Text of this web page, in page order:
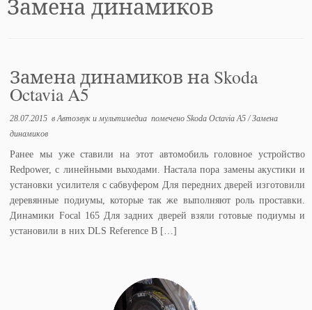
Замена динамиков
Замена динамиков на Skoda
Octavia A5
28.07.2015 вАвтозвук и мультимедиа помеченоSkoda Octavia A5/Замена
динамиков
Ранее мы уже ставили на этот автомобиль головное устройство
Redpower, с линейными выходами. Настала пора замены акустики и
установки усилителя с сабвуфером Для передних дверей изготовили
деревянные подиумы, которые так же выполняют роль проставки.
Динамики Focal 165 Для задних дверей взяли готовые подиумы и
установили в них DLS Reference В […]